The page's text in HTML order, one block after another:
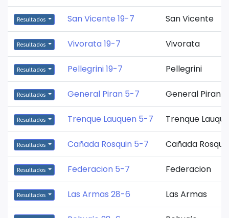
Resultados San Vicente 19-7 San Vicente
Resultados Vivorata 19-7 Vivorata
Resultados Pellegrini 19-7 Pellegrini
Resultados General Piran 5-7 General Piran
Resultados Trenque Lauquen 5-7 Trenque
Resultados Cañada Rosquin 5-7 Cañada
Resultados Federacion 5-7 Federacion
Resultados Las Armas 28-6 Las Armas